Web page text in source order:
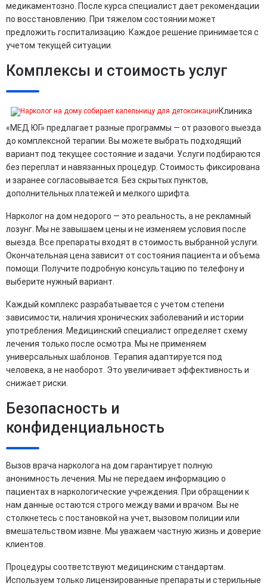
медикаментозно. После курса специалист дает рекомендации
по восстановлению. При тяжелом состоянии может
предложить госпитализацию. Каждое решение принимается с
учетом текущей ситуации.
Комплексы и стоимость услуг
Клиника
«МЕД ЮГ» предлагает разные программы — от разового выезда
до комплексной терапии. Вы можете выбрать подходящий
вариант под текущее состояние и задачи. Услуги подбираются
без переплат и навязанных процедур. Стоимость фиксирована
и заранее согласовывается. Без скрытых пунктов,
дополнительных платежей и мелкого шрифта.
Нарколог на дом недорого — это реальность, а не рекламный
лозунг. Мы не завышаем цены и не изменяем условия после
выезда. Все препараты входят в стоимость выбранной услуги.
Окончательная цена зависит от состояния пациента и объема
помощи. Получите подробную консультацию по телефону и
выберите нужный вариант.
Каждый комплекс разрабатывается с учетом степени
зависимости, наличия хронических заболеваний и истории
употребления. Медицинский специалист определяет схему
лечения только после осмотра. Мы не применяем
универсальных шаблонов. Терапия адаптируется под
человека, а не наоборот. Это увеличивает эффективность и
снижает риски.
Безопасность и
конфиденциальность
Вызов врача нарколога на дом гарантирует полную
анонимность лечения. Мы не передаем информацию о
пациентах в наркологические учреждения. При обращении к
нам данные остаются строго между вами и врачом. Вы не
столкнетесь с постановкой на учет, вызовом полиции или
вмешательством извне. Мы уважаем частную жизнь и доверие
клиентов.
Процедуры соответствуют медицинским стандартам.
Используем только лицензированные препараты и стерильные